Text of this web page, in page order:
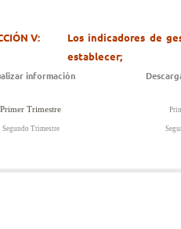
V:
Los indicadores de
establecer;
información
Primer Trimestre
Segundo Trimestre